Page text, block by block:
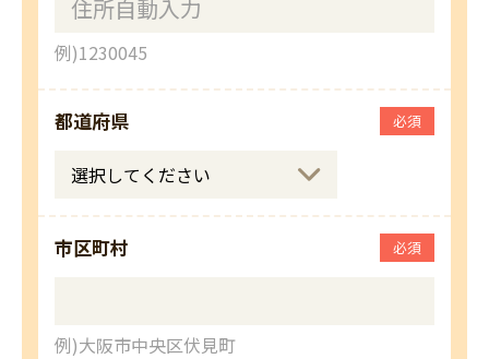
例)1230045
都道府県 必須
市区町村 必須
例)大阪市中央区伏見町